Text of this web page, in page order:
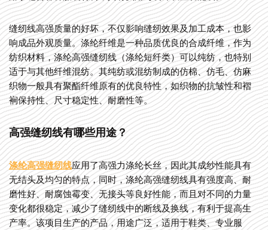
缝纫线高强质量的好坏，不仅影响缝纫效果及加工成本，也影
响成品外观质量。涤纶纤维是一种品质优良的合成纤维，作为
纺织材料，涤纶高强缝纫线（涤纶短纤类）可以纯纺，也特别
适于与其他纤维混纺。其纯纺或混纺制成的仿棉、仿毛、仿麻
织物一般具有聚酯纤维原有的优良特性，如织物的抗皱性和褶
裥保持性、尺寸稳定性、耐磨性等。
高强缝纫线有哪些用途？
涤纶高强缝纫线应用了高强力涤纶长丝，因此其成纱性能具有
无结头及均匀的特点，同时，涤纶高强缝纫线具有强度高、耐
磨性好、耐腐蚀霉变、无接头等良好性能，而且对不同的力量
变化都很稳定，减少了缝纫线中的断线及换线，有利于提高生
产率。该项目生产的产品，用途广泛，适用于鞋类、专业服